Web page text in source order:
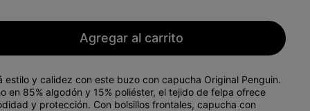
Agregar al carrito
estilo y calidez con este buzo con capucha Original Penguin.
en 85% algodón y 15% poliéster, eltejido de felpa ofrece
y protección. Con bolsillos frontales,capucha con